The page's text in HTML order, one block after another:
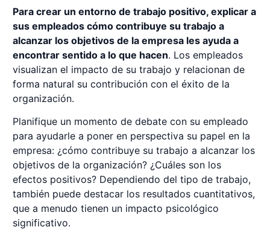
Para crear un entorno de trabajo positivo, explicar a
sus empleados cómo contribuye su trabajo a
alcanzar los objetivos de la empresa les ayuda a
encontrar sentido a lo que hacen. Los empleados
visualizan el impacto de su trabajo y relacionan de
forma natural su contribución con el éxito de la
organización.
Planifique un momento de debate con su empleado
para ayudarle a poner en perspectiva su papel en la
empresa: ¿cómo contribuye su trabajo a alcanzar los
objetivos de la organización? ¿Cuáles son los
efectos positivos? Dependiendo del tipo de trabajo,
también puede destacar los resultados cuantitativos,
que a menudo tienen un impacto psicológico
significativo.